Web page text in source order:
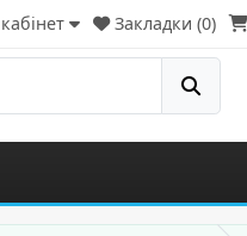
Закладки (0)